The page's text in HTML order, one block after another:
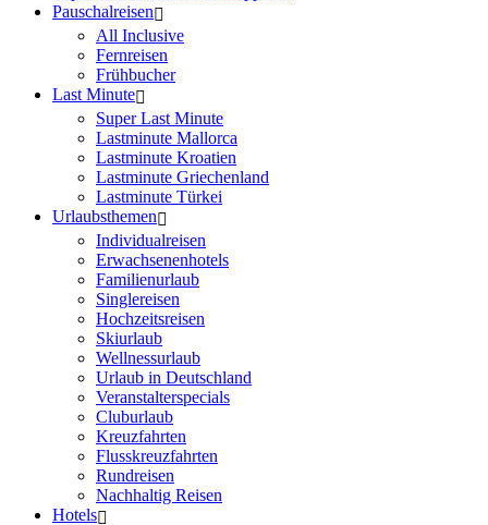
Pauschalreisen
All Inclusive
Fernreisen
Frühbucher
Last Minute
Super Last Minute
Lastminute Mallorca
Lastminute Kroatien
Lastminute Griechenland
Lastminute Türkei
Urlaubsthemen
Individualreisen
Erwachsenenhotels
Familienurlaub
Singlereisen
Hochzeitsreisen
Skiurlaub
Wellnessurlaub
Urlaub in Deutschland
Veranstalterspecials
Cluburlaub
Kreuzfahrten
Flusskreuzfahrten
Rundreisen
Nachhaltig Reisen
Hotels